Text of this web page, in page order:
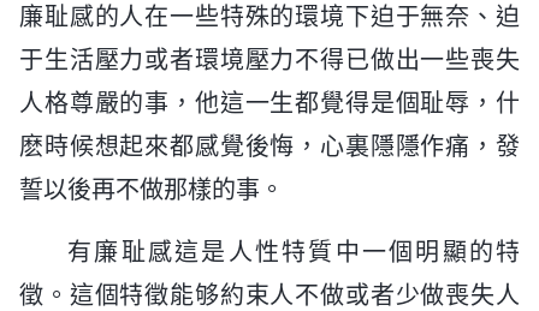
廉耻感的人在一些特殊的環境下迫于無奈、迫
于生活壓力或者環境壓力不得已做出一些喪失
人格尊嚴的事，他這一生都覺得是個耻辱，什
麽時候想起來都感覺後悔，心裏隱隱作痛，發
誓以後再不做那樣的事。
有廉耻感這是人性特質中一個明顯的特
徵。這個特徵能够約束人不做或者少做喪失人